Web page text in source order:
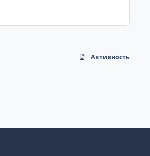
Активность